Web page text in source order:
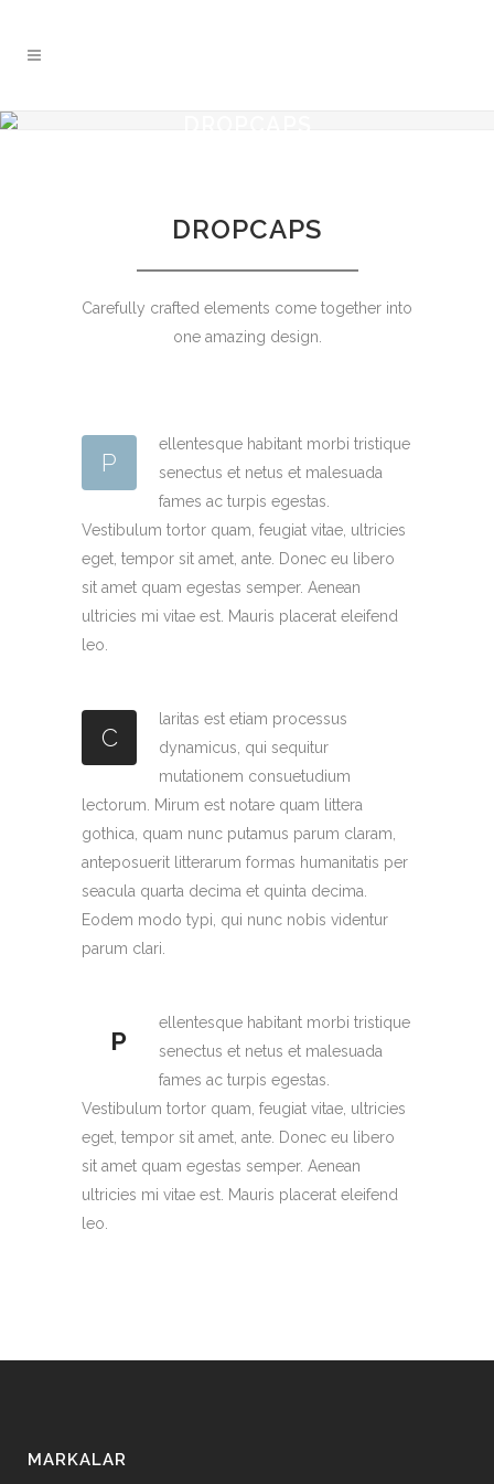
DROPCAPS
Carefully crafted elements come together into
one amazing design.
P
ellentesque habitant morbi tristique
senectus et netus et malesuada
fames ac turpis egestas.
Vestibulum tortor quam, feugiat vitae, ultricies
eget, tempor sit amet, ante. Donec eu libero
sit amet quam egestas semper. Aenean
ultricies mi vitae est. Mauris placerat eleifend
leo.
C
laritas est etiam processus
dynamicus, qui sequitur
mutationem consuetudium
lectorum. Mirum est notare quam littera
gothica, quam nunc putamus parum claram,
anteposuerit litterarum formas humanitatis per
seacula quarta decima et quinta decima.
Eodem modo typi, qui nunc nobis videntur
parum clari.
P
ellentesque habitant morbi tristique
senectus et netus et malesuada
fames ac turpis egestas.
Vestibulum tortor quam, feugiat vitae, ultricies
eget, tempor sit amet, ante. Donec eu libero
sit amet quam egestas semper. Aenean
ultricies mi vitae est. Mauris placerat eleifend
leo.
MARKALAR